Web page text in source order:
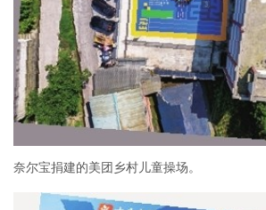
奈尔宝捐建的美团乡村儿童操场。